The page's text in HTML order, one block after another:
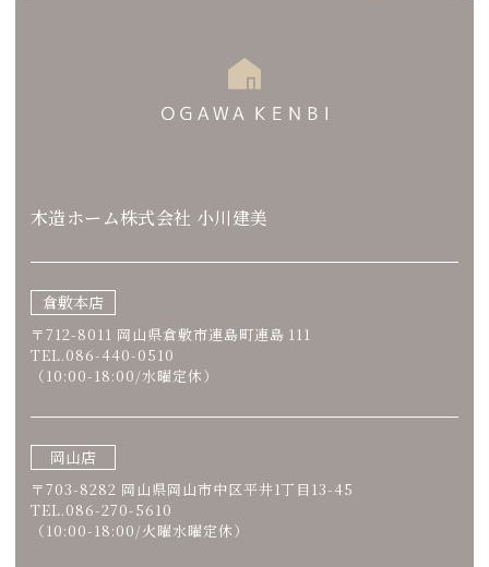
木造ホーム株式会社 小川建美
倉敷本店
〒712-8011 岡山県倉敷市連島町連島 111
TEL.086-440-0510
（10:00-18:00/水曜定休）
岡山店
〒703-8282 岡山県岡山市中区平井1丁目13-45
TEL.086-270-5610
（10:00-18:00/火曜水曜定休）